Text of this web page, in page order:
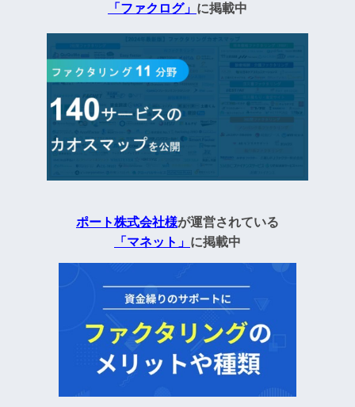
「ファクログ」 に掲載中
ポート株式会社様が運営されている
「マネット」 に掲載中